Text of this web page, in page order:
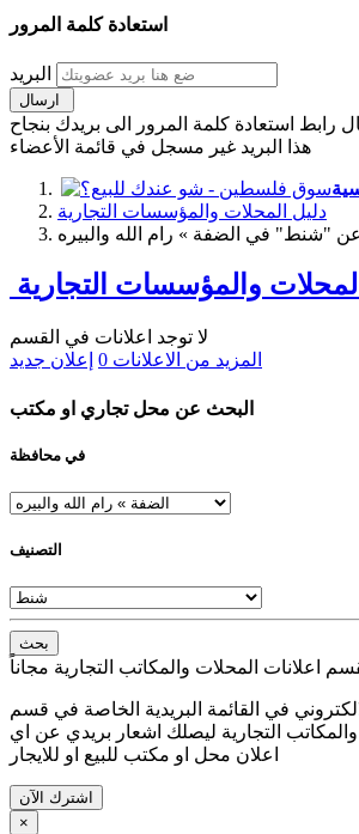
استعادة كلمة المرور
البريد
هذا البريد غير مسجل في قائمة الأعضاء
دليل المحلات والمؤسسات التجارية
"شنط" في الضفة » رام الله والبيره
والمؤسسات التجارية
لا توجد اعلانات في القسم
المزيد من الاعلانات 0 إعلان جديد
البحث عن محل تجاري او مكتب
في محافظة
التصنيف
بحث
في القائمة البريدية الخاصة في قسم
والمكاتب التجارية ليصلك اشعار بريدي عن اي
اعلان محل او مكتب للبيع او للايجار
اشترك الآن
×